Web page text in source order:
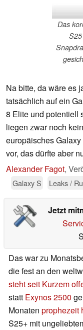
Das
Na bitte, da wäre es
tatsächlich auf ein
8 Elite und potentiell
liegen zwar noch
europäisches
vor, das dürfte aber
Alexander Fagot,
Galaxy S
Leaks /
Jetzt
Das war zu
die fest an den
steht seit Kurzem
statt Exynos 2500
Monaten prophezeit
S25+ mit